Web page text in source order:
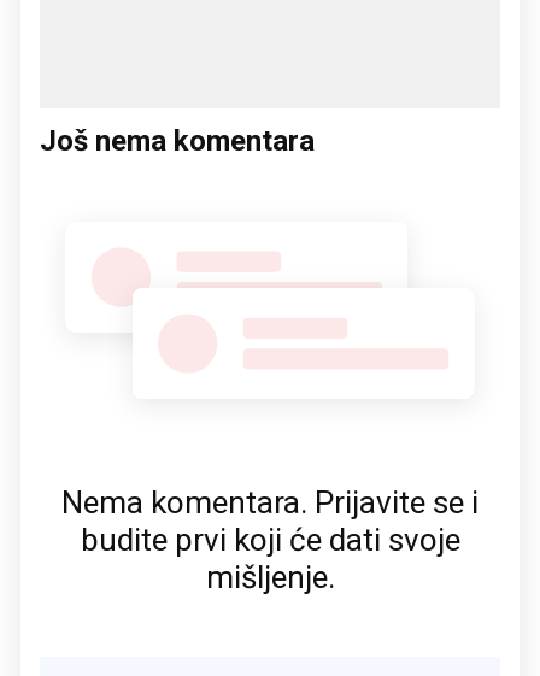
Još nema komentara
Nema komentara. Prijavite se i
budite prvi koji će dati svoje
mišljenje.